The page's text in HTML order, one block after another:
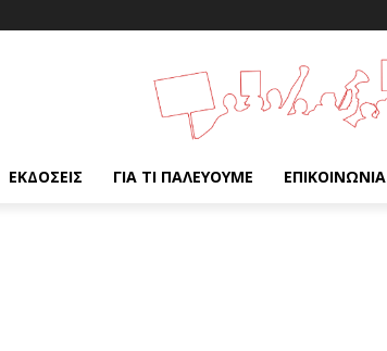
ΕΚΔΌΣΕΙΣ ΓΙΑ ΤΙ ΠΑΛΕΎΟΥΜΕ ΕΠΙΚΟΙΝΩΝΊΑ